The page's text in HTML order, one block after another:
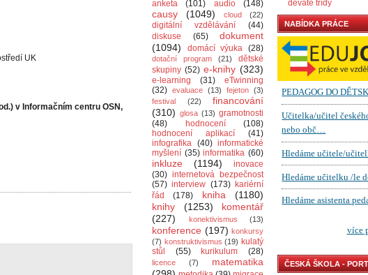
UK
v Informačním centru OSN,
anketa
(101) audio (148)
causy (1049) cloud (22)
digitální vzdělávání
(44)
diskuse
(65)
dokument
(1094)
domácí výuka (28)
dotační program (21)
dětské
skupiny (52) e-knihy (323)
e-learning (31)
eTwinning
(32) evaluace (13) fejeton (3)
festival
(22)
financování
(310) glosa (13) gramotnosti
(48)
hodnocení
(108)
hodnocení aplikací
(41)
infografika (40) informatické
myšlení (35) informatika (60)
inkluze (1194)
inovace
(30) internetová bezpečnost
(57) interview (173) kariérní
řád
(178) kniha
(1180)
knihy
(1253)
komentář
(227)
konektivismus (13)
konference (197) konkursy
(7) konstruktivismus (19) kulatý
stůl
(55) kurikulum (28)
licence (7)
matematika
deváté třídy
NABÍDKA PRÁCE
ČESKÁ ŠKOLA -